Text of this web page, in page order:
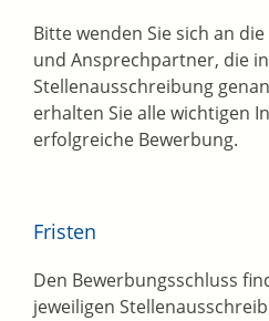
Bitte wenden Sie sich an
und Ansprechpartner, die
Stellenausschreibung
erhalten Sie alle wichtigen
erfolgreiche Bewerbung.
Fristen
Den Bewerbungsschluss
jeweiligen